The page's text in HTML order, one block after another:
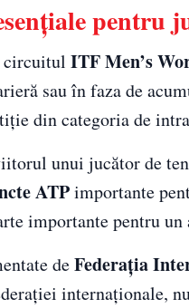
pentru
circuitul ITF Men’s
sau în faza de
din categoria de
unui jucător de
ATPimportante
importante pentru
deFederația
internaționale,